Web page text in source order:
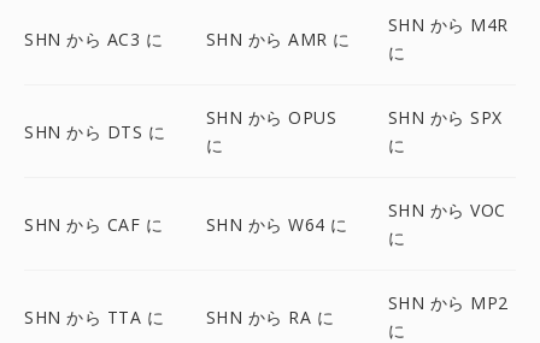
SHN から AC3 に SHN から AMR に
SHN から M4R
に
SHN から DTS に
SHN から OPUS
に
SHN から SPX
に
SHN から CAF に SHN から W64 に
SHN から VOC
に
SHN から TTA に SHN から RA に
SHN から MP2
に